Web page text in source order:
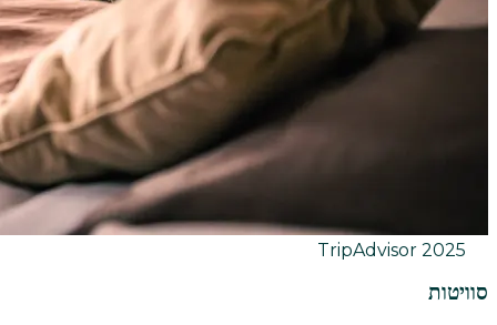
TripAdvisor 2025
סוויטות